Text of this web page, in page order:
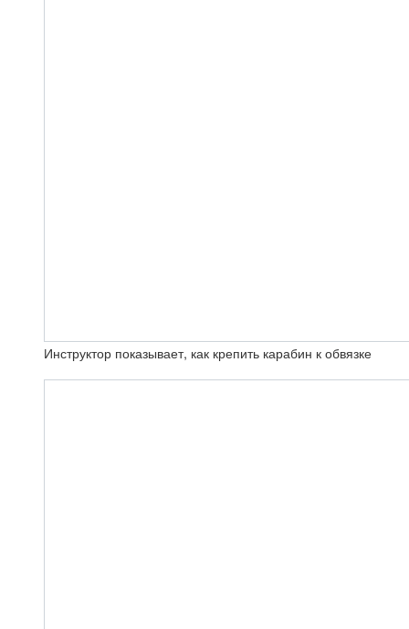
Инструктор показывает, как крепить карабин к обвязке